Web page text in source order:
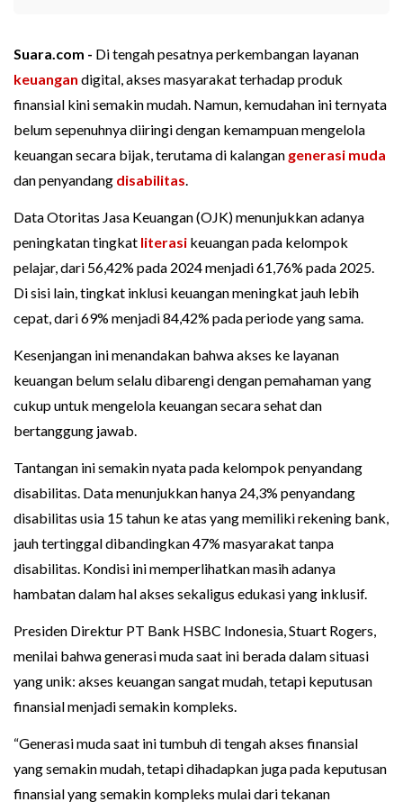
Suara.com - Di tengah pesatnya perkembangan layanan
keuangan digital, akses masyarakat terhadap produk
finansial kini semakin mudah. Namun, kemudahan ini ternyata
belum sepenuhnya diiringi dengan kemampuan mengelola
keuangan secara bijak, terutama di kalangan generasi muda
dan penyandang disabilitas.
Data Otoritas Jasa Keuangan (OJK) menunjukkan adanya
peningkatan tingkat literasi keuangan pada kelompok
pelajar, dari 56,42% pada 2024 menjadi 61,76% pada 2025.
Di sisi lain, tingkat inklusi keuangan meningkat jauh lebih
cepat, dari 69% menjadi 84,42% pada periode yang sama.
Kesenjangan ini menandakan bahwa akses ke layanan
keuangan belum selalu dibarengi dengan pemahaman yang
cukup untuk mengelola keuangan secara sehat dan
bertanggung jawab.
Tantangan ini semakin nyata pada kelompok penyandang
disabilitas. Data menunjukkan hanya 24,3% penyandang
disabilitas usia 15 tahun ke atas yang memiliki rekening bank,
jauh tertinggal dibandingkan 47% masyarakat tanpa
disabilitas. Kondisi ini memperlihatkan masih adanya
hambatan dalam hal akses sekaligus edukasi yang inklusif.
Presiden Direktur PT Bank HSBC Indonesia, Stuart Rogers,
menilai bahwa generasi muda saat ini berada dalam situasi
yang unik: akses keuangan sangat mudah, tetapi keputusan
finansial menjadi semakin kompleks.
“Generasi muda saat ini tumbuh di tengah akses finansial
yang semakin mudah, tetapi dihadapkan juga pada keputusan
finansial yang semakin kompleks mulai dari tekanan